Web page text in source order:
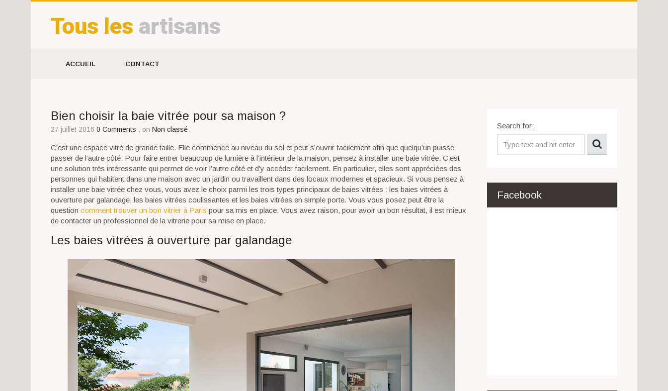
Tous les artisans
ACCUEIL CONTACT
Search for:
Facebook
Bien choisir la baie vitrée pour sa maison ?
27 juillet 2016 0 Comments , on Non classé,
C’est une espace vitré de grande taille. Elle commence au niveau du sol et peut s’ouvrir facilement afin que quelqu’un puisse
passer de l’autre côté. Pour faire entrer beaucoup de lumière à l’intérieur de la maison, pensez à installer une baie vitrée. C’est
une solution très intéressante qui permet de voir l’autre côté et d’y accéder facilement. En particulier, elles sont appréciées des
personnes qui habitent dans une maison avec un jardin ou travaillent dans des locaux modernes et spacieux. Si vous pensez à
installer une baie vitrée chez vous, vous avez le choix parmi les trois types principaux de baies vitrées : les baies vitrées à
ouverture par galandage, les baies vitrées coulissantes et les baies vitrées en simple porte. Vous vous posez peut être la
question comment trouver un bon vitrier à Paris pour sa mis en place. Vous avez raison, pour avoir un bon résultat, il est mieux
de contacter un professionnel de la vitrerie pour sa mise en place.
Les baies vitrées à ouverture par galandage